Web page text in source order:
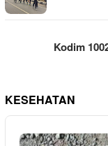
Kodim
KESEHATAN